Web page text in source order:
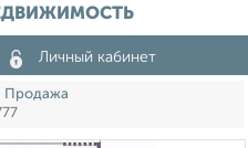
Личный кабинет
Продажа